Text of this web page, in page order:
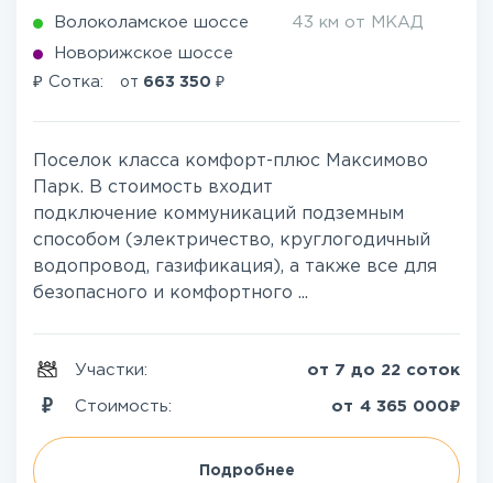
Волоколамское шоссе 43 км от МКАД
Новорижское шоссе
₽ Сотка: от 663 350 ₽
Поселок класса комфорт-плюс Максимово
Парк. В стоимость входит
подключение коммуникаций подземным
способом (электричество, круглогодичный
водопровод, газификация), а также все для
безопасного и комфортного ...
Участки: от 7 до 22 соток
Стоимость: от 4 365 000₽
Подробнее